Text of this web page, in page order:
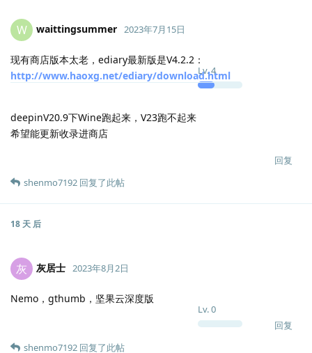
W waittingsummer
Lv.4
2023年7月15日
现有商店版本太老，ediary最新版是V4.2.2：
http://www.haoxg.net/ediary/download.html
deepinV20.9下Wine跑起来，V23跑不起来
希望能更新收录进商店
回复
shenmo7192 回复了此帖
18 天 后
灰 灰居士
Lv.0
2023年8月2日
Nemo，gthumb，坚果云深度版
回复
shenmo7192 回复了此帖